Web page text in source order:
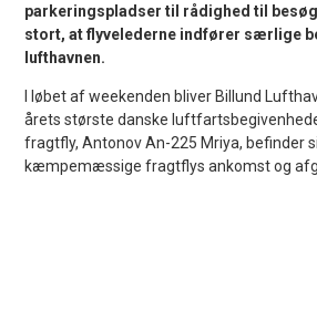
parkeringspladser til rådighed til
stort, at flyvelederne indfører særlige
lufthavnen.
I løbet af weekenden bliver Billund
årets største danske
fragtfly, Antonov An-225 Mriya, befinder
kæmpemæssige fragtflys ankomst og